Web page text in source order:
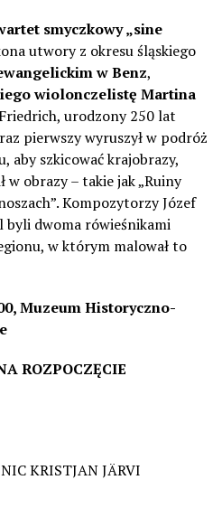
smyczkowy „sine
utwory z okresu śląskiego
w Benz,
wiolonczelistę Martina
urodzony 250 lat
pierwszy wyruszył w podróż
aby szkicować krajobrazy,
w obrazy – takie jak „Ruiny
Kompozytorzy Józef
byli dwoma rówieśnikami
w którym malował to
Muzeum Historyczno-
ROZPOCZĘCIE
KRISTJAN JÄRVI